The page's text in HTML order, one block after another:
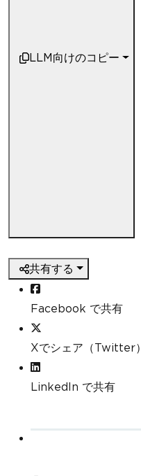
LLM向けのコピー
共有する
Facebook で共有
Xでシェア（Twitter）
LinkedIn で共有